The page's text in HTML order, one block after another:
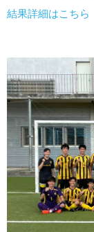
結果詳細はこちら